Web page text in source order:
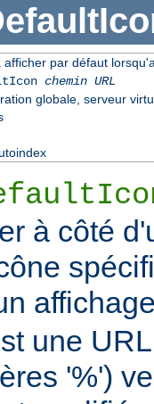
afficher par défaut
chemin URL
globale, serveur
à côté
une
'%')